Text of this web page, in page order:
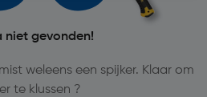
niet gevonden!
weleens een spijker. Klaar om
te klussen ?